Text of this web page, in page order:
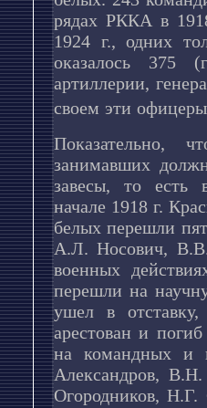
рядах РККА в
1924 г., одних
оказалось 375
артиллерии,
своем эти
Показательно,
занимавших
завесы, то есть
начале 1918 г.
белых перешли
А.Л. Носович, В.В.
военных
перешли на
ушел в
арестован и
на командных и
Александров,
Огородников,